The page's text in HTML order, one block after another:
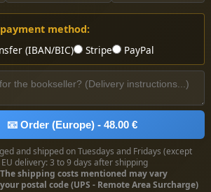
method:
(IBAN/BIC)
Stripe PayPal
📧 Order (Europe) - 48.00 €
and shipped on Tuesdays and Fridays (except
delivery: 3 to 9 days after shipping
The shipping costs mentioned may vary
postal code (UPS - Remote Area Surcharge)